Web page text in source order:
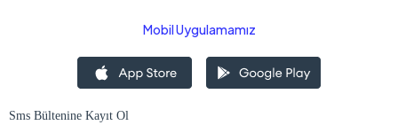
Mobil Uygulamamız
Sms Bültenine Kayıt Ol